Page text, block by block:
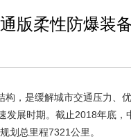
版柔性防爆装
，是缓解城市交通压力、
发展时期。截止2018年底，
划总里程7321公里。